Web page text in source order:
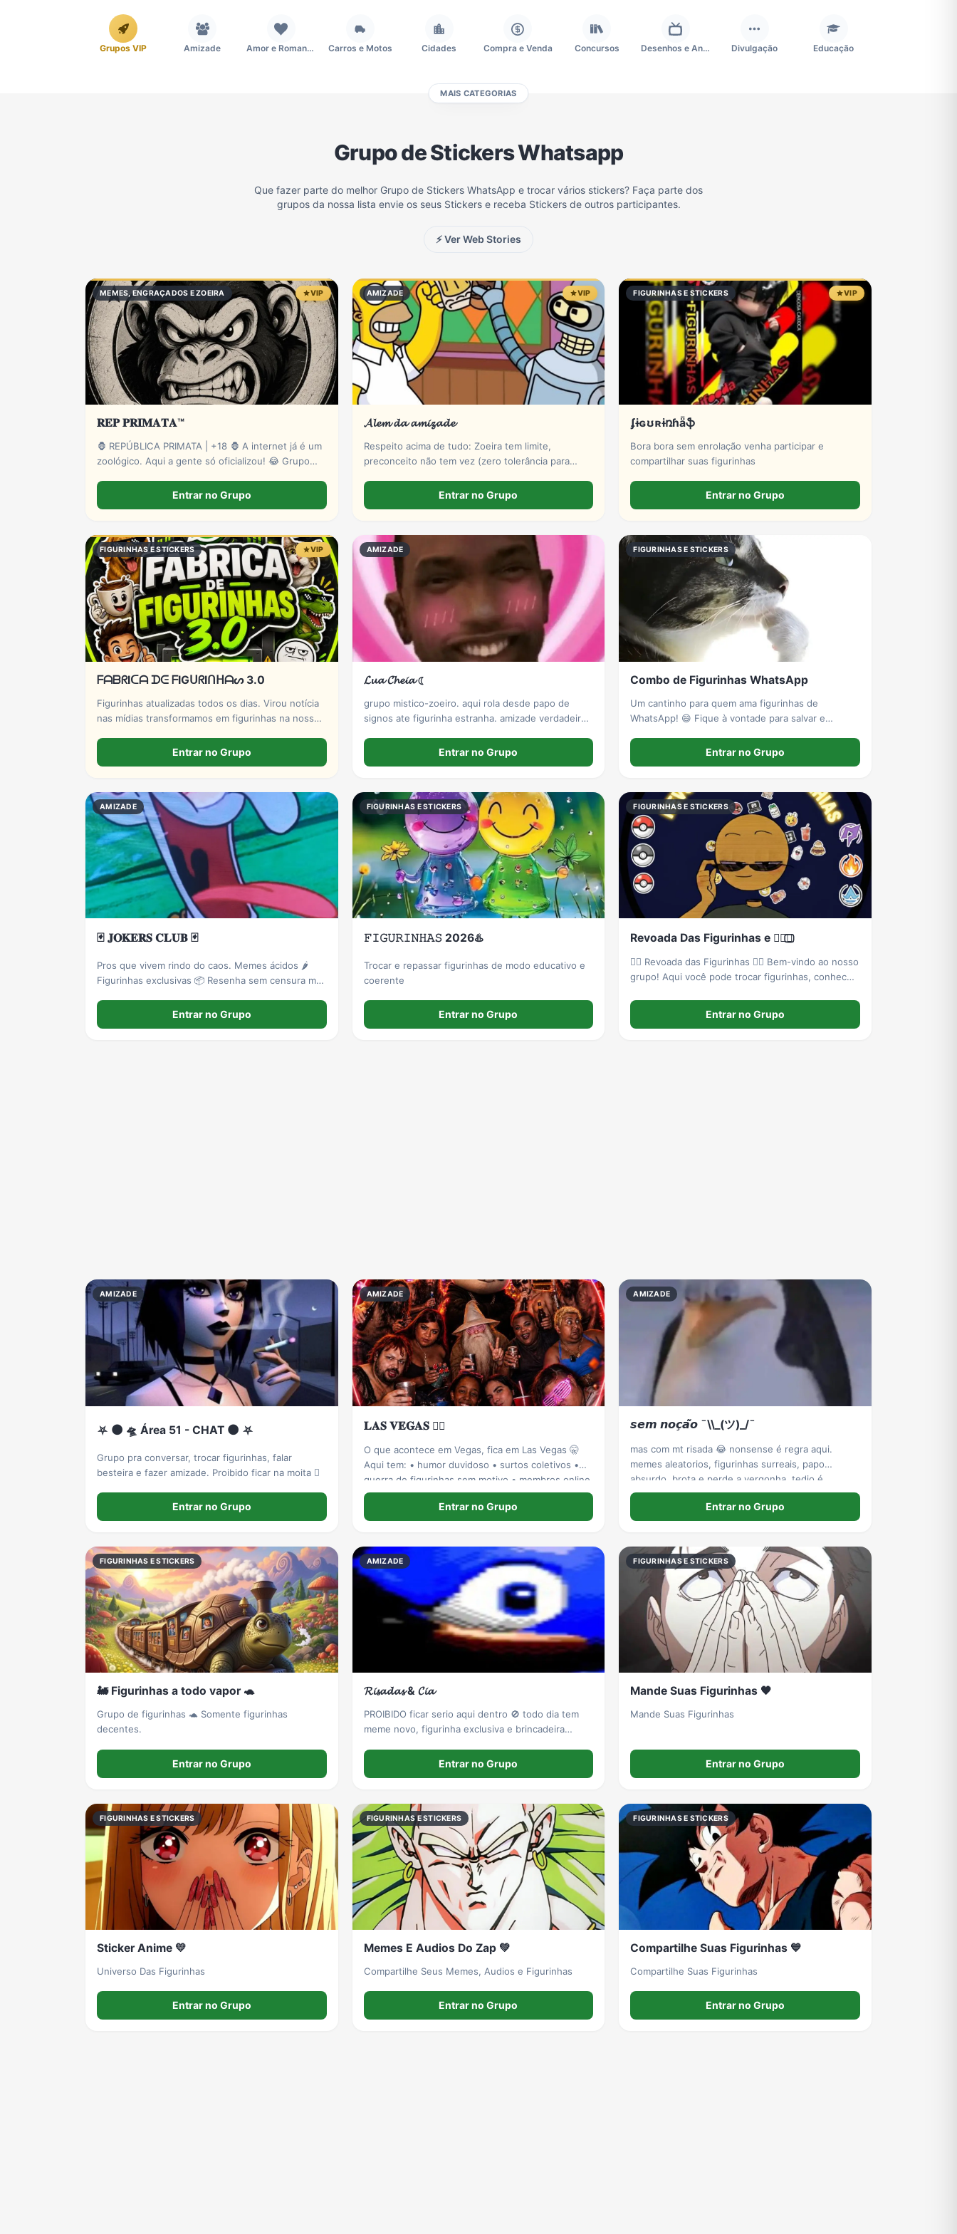
Grupos VIP Amizade Amor e Romance Carros e Motos Cidades Compra e Venda Concursos Desenhos e Animes Divulgação Educação
Namoro
Vídeos
MAIS CATEGORIAS
Grupo de Stickers Whatsapp
Que fazer parte do melhor Grupo de Stickers WhatsApp e trocar vários stickers? Faça parte dos
grupos da nossa lista envie os seus Stickers e receba Stickers de outros participantes.
⚡ Ver Web Stories
MEMES, ENGRAÇADOS E ZOEIRA VIP
𝐑𝐄𝐏 𝐏𝐑𝐈𝐌𝐀𝐓𝐀™
🦍 REPÚBLICA PRIMATA | +18 🦍 A internet já é um
zoológico. Aqui a gente só oficializou! 😂 Grupo
novas amizades. Administração presente e muita
interação. Entre para o bando! 🍌🔥 🔞 Exclusivo
Entrar no Grupo
AMIZADE VIP
𝓐𝓵𝓮𝓶 𝓭𝓪 𝓪𝓶𝓲𝔃𝓪𝓭𝓮
Respeito acima de tudo: Zoeira tem limite,
preconceito não tem vez (zero tolerância para
flood: Evite mandar 50 figurinhas seguidas ou
correntes dos anos 2000.
Entrar no Grupo
FIGURINHAS E STICKERS VIP
ʄɨɢʊʀɨռɦǟֆ
Bora bora sem enrolação venha participar e
compartilhar suas figurinhas
Entrar no Grupo
FIGURINHAS E STICKERS VIP
ᖴᗩᗷᖇIᑕᗩ ᗪᕮ ᖴIGᑌᖇIᑎᕼᗩᔕ 3.0
Figurinhas atualizadas todos os dias. Virou notícia
nas mídias transformamos em figurinhas na nossa
as regras na descrição!Entrar no Grupo
AMIZADE
𝓛𝓾𝓪 𝓒𝓱𝓮𝓲𝓪 ☾
grupo mistico-zoeiro. aqui rola desde papo de
signos ate figurinha estranha. amizade verdadeira
Entrar no Grupo
FIGURINHAS E STICKERS
Combo de Figurinhas WhatsApp
Um cantinho para quem ama figurinhas de
WhatsApp! 😄 Fique à vontade para salvar e
Entrar no Grupo
AMIZADE
🃏 𝐉𝐎𝐊𝐄𝐑𝐒 𝐂𝐋𝐔𝐁 🃏
Pros que vivem rindo do caos. Memes ácidos 🌶️
Figurinhas exclusivas 📦 Resenha sem censura mas
Entrar no Grupo
FIGURINHAS E STICKERS
𝙵𝙸𝙶𝚄𝚁𝙸𝙽𝙷𝙰𝚂 2026♨️
Trocar e repassar figurinhas de modo educativo e
coerente
Entrar no Grupo
FIGURINHAS E STICKERS
Revoada Das Figurinhas e 🐦‍🔥🗽⃢⃢
🐦‍🔥 Revoada das Figurinhas 🐦‍🔥 Bem-vindo ao nosso
grupo! Aqui você pode trocar figurinhas, conhecer
se divertir e passar o tempo. Entre, converse,
colecione e aproveite a revoada! 🎉𒅌
Entrar no Grupo
AMIZADE
⛧ 🌑 🛸 Área 51 - CHAT 🌑 ⛧
Grupo pra conversar, trocar figurinhas, falar
besteira e fazer amizade. Proibido ficar na moita 🫪
Entrar no Grupo
AMIZADE
𝐋𝐀𝐒 𝐕𝐄𝐆𝐀𝐒 ❤️‍🔥
O que acontece em Vegas, fica em Las Vegas 🤫
Aqui tem: • humor duvidoso • surtos coletivos •
guerra de figurinhas sem motivo • membros online
24h • figurinha aparecendo mais rápido que
Entrar no Grupo
AMIZADE
𝙨𝙚𝙢 𝙣𝙤𝙘̧𝙖̃𝙤 ¯\\_(ツ)_/¯
mas com mt risada 😂 nonsense é regra aqui.
memes aleatorios, figurinhas surreais, papo
absurdo. brota e perde a vergonha. tedio é
proibido
Entrar no Grupo
FIGURINHAS E STICKERS
🚂 Figurinhas a todo vapor 🐢
Grupo de figurinhas 🐢 Somente figurinhas
decentes.
Entrar no Grupo
AMIZADE
𝓡𝓲𝓼𝓪𝓭𝓪𝓼 & 𝓒𝓲𝓪
PROIBIDO ficar serio aqui dentro 🚫 todo dia tem
meme novo, figurinha exclusiva e brincadeira
Entrar no Grupo
FIGURINHAS E STICKERS
Mande Suas Figurinhas 🖤
Mande Suas Figurinhas
Entrar no Grupo
FIGURINHAS E STICKERS
Sticker Anime 💛
Universo Das Figurinhas
Entrar no Grupo
FIGURINHAS E STICKERS
Memes E Audios Do Zap 💚
Compartilhe Seus Memes, Audios e Figurinhas
Entrar no Grupo
FIGURINHAS E STICKERS
Compartilhe Suas Figurinhas 💙
Compartilhe Suas Figurinhas
Entrar no Grupo